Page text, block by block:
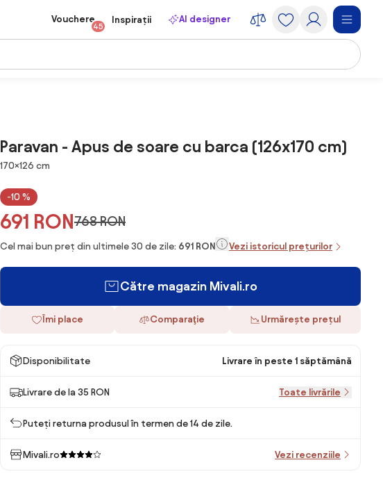
Vouchere
45
Inspirații AI designer
Paravan - Apus de soare cu barca (126x170 cm)
Dimensiuni
170×126 cm
-10 %
691 RON768 RON
Cel mai bun preț din ultimele 30 de zile: 691 RON Vezi istoricul prețurilor
Către magazin Mivali.ro
Îmi place Comparaţie Urmărește prețul
Disponibilitate Livrare în peste 1 săptămână
Livrare de la 35 RON Toate livrările
Puteți returna produsul în termen de 14 de zile.
Mivali.ro Vezi recenziile